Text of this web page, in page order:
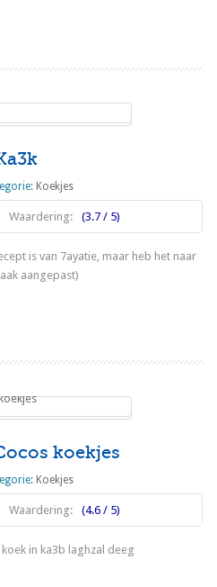
Koekjes
Waardering: (3.7 / 5)
(recept is van 7ayatie, maar heb het naar
aangepast)
koekjes
Koekjes
Waardering: (4.6 / 5)
in ka3b laghzal deeg